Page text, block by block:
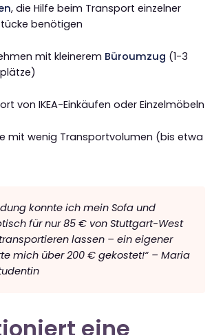
, die Hilfe beim Transport einzelner
benötigen
mit kleinerem Büroumzug (1-3
von IKEA-Einkäufen oder Einzelmöbeln
mit wenig Transportvolumen (bis etwa
konnte ich mein Sofa und
für nur 85 € von Stuttgart-West
lassen – ein eigener
mich über 200 € gekostet!“ – Maria
eine